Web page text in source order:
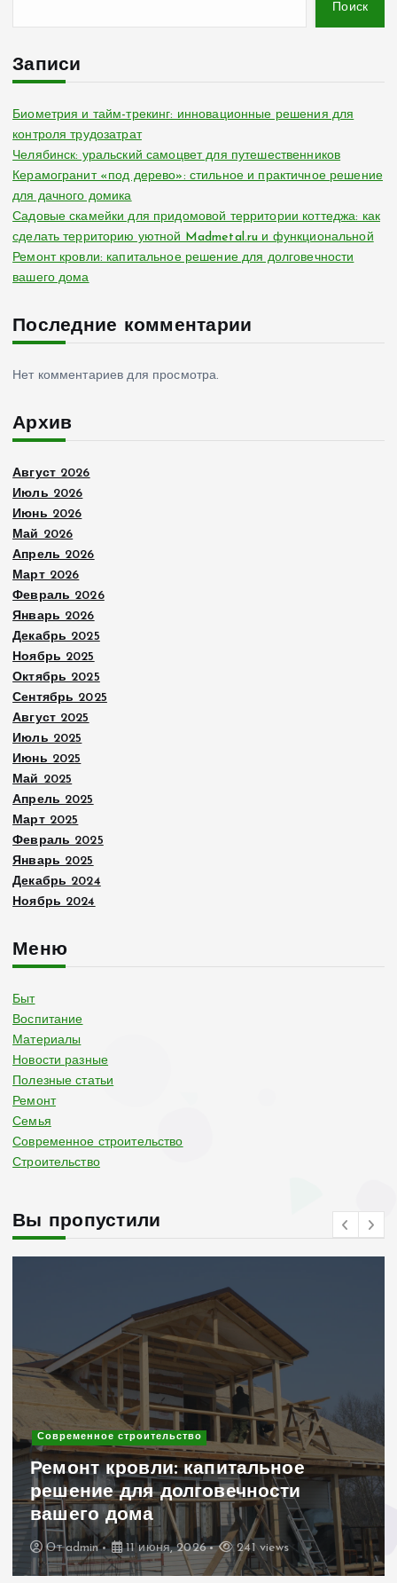
Поиск
Записи
Биометрия и тайм-трекинг: инновационные решения для
контроля трудозатрат
Челябинск: уральский самоцвет для путешественников
Керамогранит «под дерево»: стильное и практичное решение
для дачного домика
Садовые скамейки для придомовой территории коттеджа: как
сделать территорию уютной Madmetal.ru и функциональной
Ремонт кровли: капитальное решение для долговечности
вашего дома
Последние комментарии
Нет комментариев для просмотра.
Архив
Август 2026
Июль 2026
Июнь 2026
Май 2026
Апрель 2026
Март 2026
Февраль 2026
Январь 2026
Декабрь 2025
Ноябрь 2025
Октябрь 2025
Сентябрь 2025
Август 2025
Июль 2025
Июнь 2025
Май 2025
Апрель 2025
Март 2025
Февраль 2025
Январь 2025
Декабрь 2024
Ноябрь 2024
Меню
Быт
Воспитание
Материалы
Новости разные
Полезные статьи
Ремонт
Семья
Современное строительство
Строительство
Вы пропустили
Современное строительство
Ремонт кровли: капитальное
решение для долговечности
вашего дома
Отadmin 11 июня, 2026 241 views